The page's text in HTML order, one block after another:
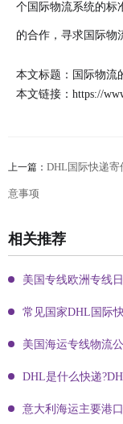
个国际物流系统的标
的合作，寻求国际物
本文标题：国际物流
本文链接： https://
上一篇： DHL国际快递寄
意事项
相关推荐
美国专线欧洲专线
常见国家DHL国际
美国海运专线物流
DHL是什么快递
意大利海运主要港